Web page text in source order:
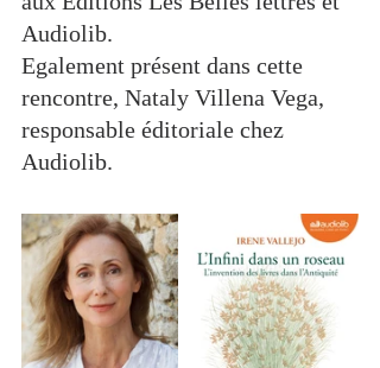
Audiolib.
Egalement présent dans cette
rencontre, Nataly Villena Vega,
responsable éditoriale chez
Audiolib.